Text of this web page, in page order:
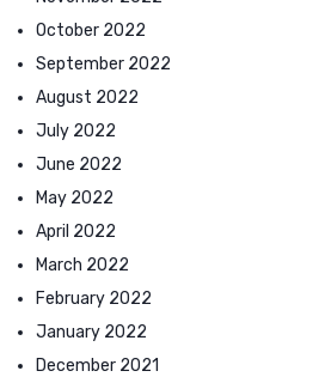
October 2022
September 2022
August 2022
July 2022
June 2022
May 2022
April 2022
March 2022
February 2022
January 2022
December 2021